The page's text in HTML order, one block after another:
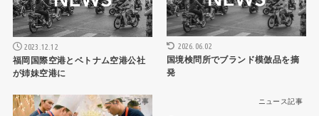
2023.12.12
福岡国際空港とベトナム空港公社
が姉妹空港に
2026.06.02
国境検問所でブランド模倣品を摘
発
ニュース記事 ニュース記事